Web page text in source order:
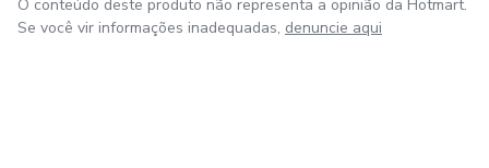
O conteúdo deste produto não representa a opinião da Hotmart.
Se você vir informações inadequadas, denuncie aqui